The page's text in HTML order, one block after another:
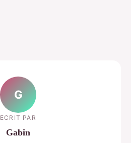
G
ECRIT PAR
Gabin